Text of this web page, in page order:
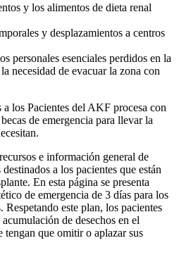
y los alimentos de dieta renal
y desplazamientos a centros
personales esenciales perdidos en la
necesidad de evacuar la zona con
los Pacientes del AKF procesa con
de emergencia para llevar la
e información general de
a los pacientes que están
En esta página se presenta
de emergencia de 3 días para los
Respetando este plan, los pacientes
de desechos en el
tengan que omitir o aplazar sus